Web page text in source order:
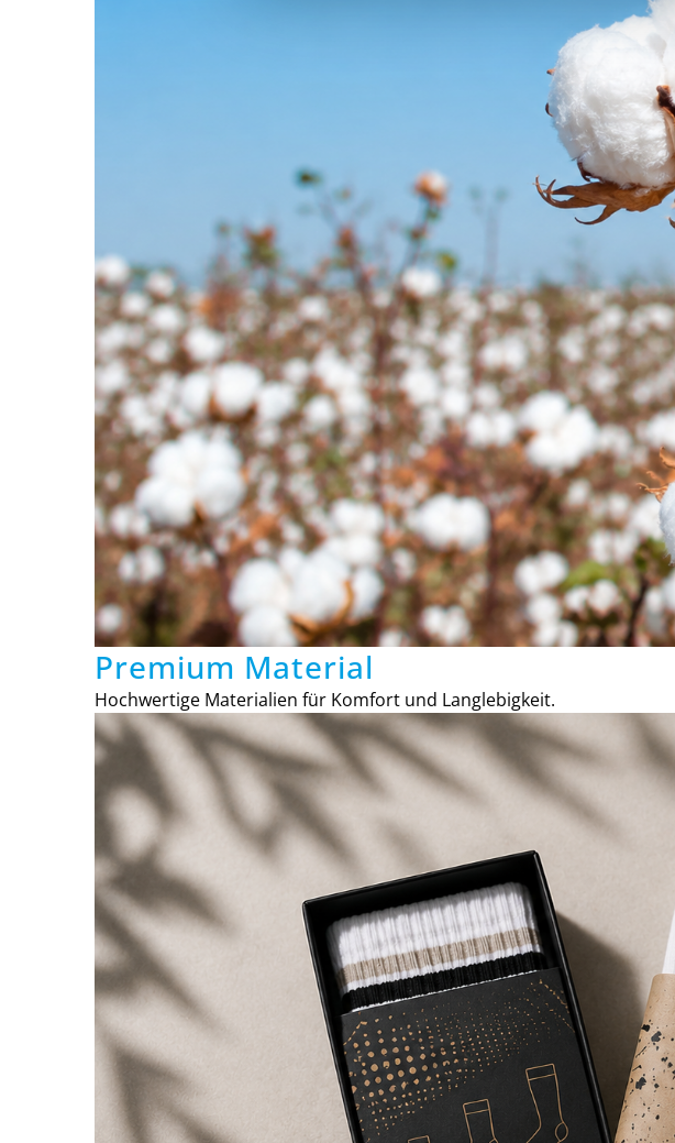
Premium Material
Hochwertige Materialien für Komfort und Langlebigkeit.